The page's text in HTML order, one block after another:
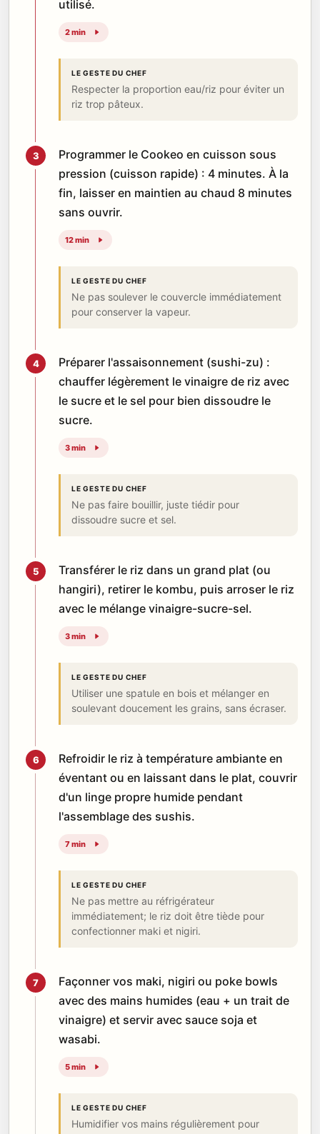
utilisé.
2 min
LE GESTE DU CHEF
Respecter la proportion eau/riz pour éviter un
riz trop pâteux.
3
Programmer le Cookeo en cuisson sous
pression (cuisson rapide) : 4 minutes. À la
fin, laisser en maintien au chaud 8 minutes
sans ouvrir.
12 min
LE GESTE DU CHEF
Ne pas soulever le couvercle immédiatement
pour conserver la vapeur.
4
Préparer l'assaisonnement (sushi-zu) :
chauffer légèrement le vinaigre de riz avec
le sucre et le sel pour bien dissoudre le
sucre.
3 min
LE GESTE DU CHEF
Ne pas faire bouillir, juste tiédir pour
dissoudre sucre et sel.
5
Transférer le riz dans un grand plat (ou
hangiri), retirer le kombu, puis arroser le riz
avec le mélange vinaigre-sucre-sel.
3 min
LE GESTE DU CHEF
Utiliser une spatule en bois et mélanger en
soulevant doucement les grains, sans écraser.
6
Refroidir le riz à température ambiante en
éventant ou en laissant dans le plat, couvrir
d'un linge propre humide pendant
l'assemblage des sushis.
7 min
LE GESTE DU CHEF
Ne pas mettre au réfrigérateur
immédiatement; le riz doit être tiède pour
confectionner maki et nigiri.
7
Façonner vos maki, nigiri ou poke bowls
avec des mains humides (eau + un trait de
vinaigre) et servir avec sauce soja et
wasabi.
5 min
LE GESTE DU CHEF
Humidifier vos mains régulièrement pour